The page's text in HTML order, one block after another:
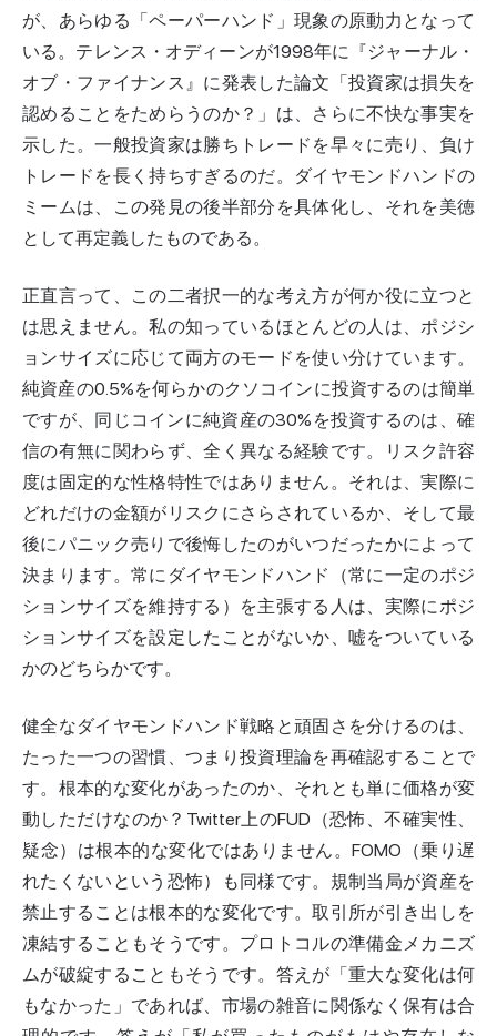
が、あらゆる「ペーパーハンド」現象の原動力となって
いる。テレンス・オディーンが1998年に『ジャーナル・
オブ・ファイナンス』に発表した論文「投資家は損失を
認めることをためらうのか？」は、さらに不快な事実を
示した。一般投資家は勝ちトレードを早々に売り、負け
トレードを長く持ちすぎるのだ。ダイヤモンドハンドの
ミームは、この発見の後半部分を具体化し、それを美徳
として再定義したものである。
正直言って、この二者択一的な考え方が何か役に立つと
は思えません。私の知っているほとんどの人は、ポジシ
ョンサイズに応じて両方のモードを使い分けています。
純資産の0.5%を何らかのクソコインに投資するのは簡単
ですが、同じコインに純資産の30%を投資するのは、確
信の有無に関わらず、全く異なる経験です。リスク許容
度は固定的な性格特性ではありません。それは、実際に
どれだけの金額がリスクにさらされているか、そして最
後にパニック売りで後悔したのがいつだったかによって
決まります。常にダイヤモンドハンド（常に一定のポジ
ションサイズを維持する）を主張する人は、実際にポジ
ションサイズを設定したことがないか、嘘をついている
かのどちらかです。
健全なダイヤモンドハンド戦略と頑固さを分けるのは、
たった一つの習慣、つまり投資理論を再確認することで
す。根本的な変化があったのか、それとも単に価格が変
動しただけなのか？Twitter上のFUD（恐怖、不確実性、
疑念）は根本的な変化ではありません。FOMO（乗り遅
れたくないという恐怖）も同様です。規制当局が資産を
禁止することは根本的な変化です。取引所が引き出しを
凍結することもそうです。プロトコルの準備金メカニズ
ムが破綻することもそうです。答えが「重大な変化は何
もなかった」であれば、市場の雑音に関係なく保有は合